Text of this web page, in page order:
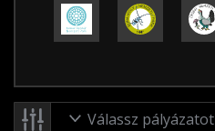
Válassz pályázatot